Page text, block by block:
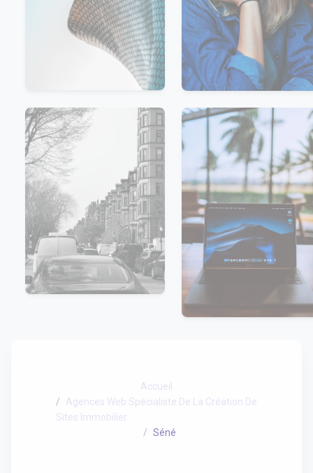
Accueil
Agences Web Spécialiste De La Création De
Sites Immobilier
Séné